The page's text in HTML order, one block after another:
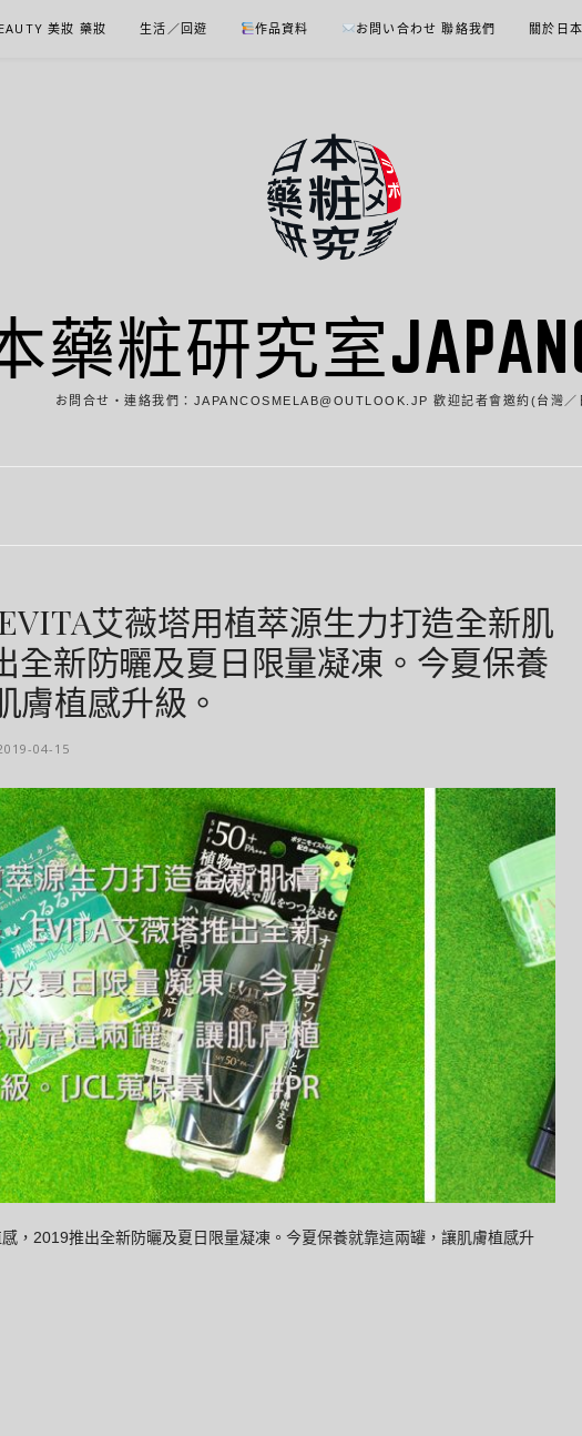
美妝 藥妝 生活／回遊 作品資料 お問い合わせ 聯絡我們 關於日
藥粧研究室
お問合せ・連絡我們：JAPANCOSMELAB@OUTLOOK.JP 歡迎記者會邀約(台灣／
艾薇塔用植萃源生力打造全新肌
全新防曬及夏日限量凝凍。今夏保養
膚植感升級。
04-15
，2019推出全新防曬及夏日限量凝凍。今夏保養就靠這兩罐，讓肌膚植感升